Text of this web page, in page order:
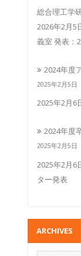
総合理工学
2026年2月
義室 発表
2024年度
2025年2月5日
2025年2月6
2024年度
2025年2月5日
2025年2月
ター発表
ARCHIVES